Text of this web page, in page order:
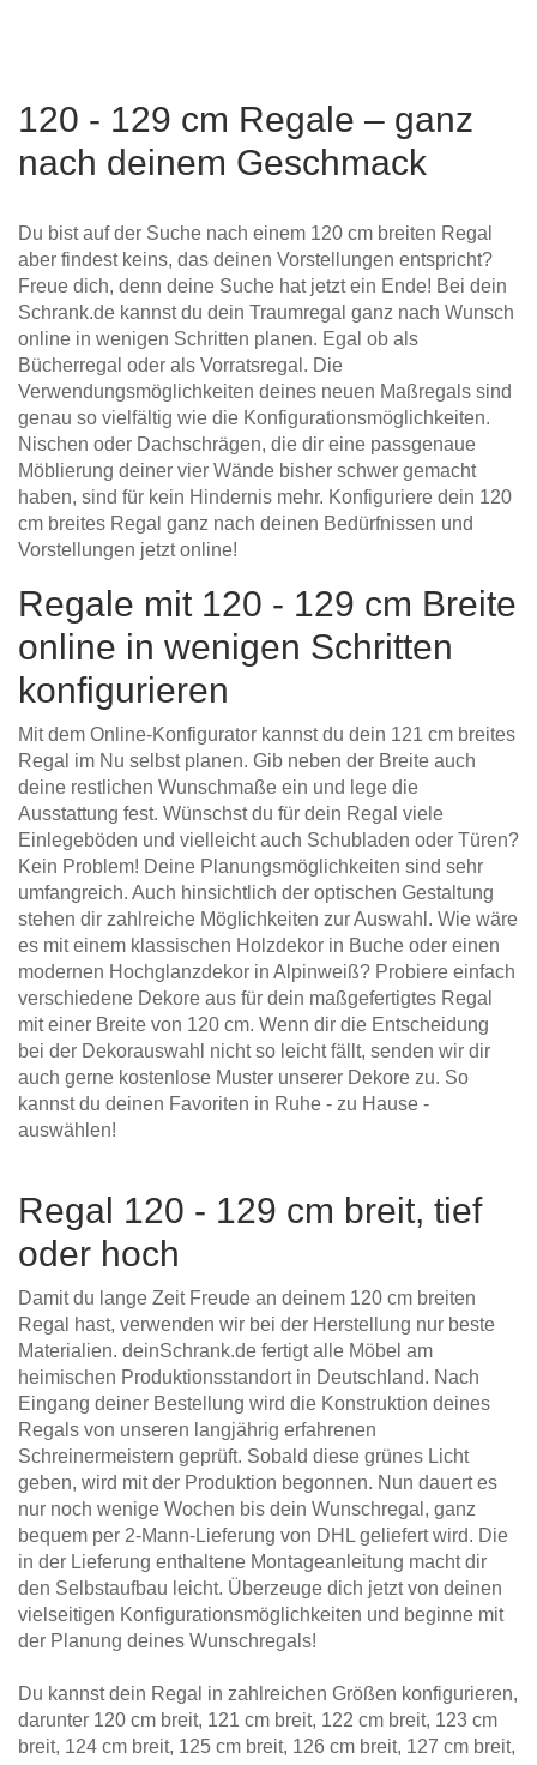
120 - 129 cm Regale – ganz
nach deinem Geschmack
Du bist auf der Suche nach einem 120 cm breiten Regal
aber findest keins, das deinen Vorstellungen entspricht?
Freue dich, denn deine Suche hat jetzt ein Ende! Bei dein
Schrank.de kannst du dein Traumregal ganz nach Wunsch
online in wenigen Schritten planen. Egal ob als
Bücherregal oder als Vorratsregal. Die
Verwendungsmöglichkeiten deines neuen Maßregals sind
genau so vielfältig wie die Konfigurationsmöglichkeiten.
Nischen oder Dachschrägen, die dir eine passgenaue
Möblierung deiner vier Wände bisher schwer gemacht
haben, sind für kein Hindernis mehr. Konfiguriere dein 120
cm breites Regal ganz nach deinen Bedürfnissen und
Vorstellungen jetzt online!
Regale mit 120 - 129 cm Breite
online in wenigen Schritten
konfigurieren
Mit dem Online-Konfigurator kannst du dein 121 cm breites
Regal im Nu selbst planen. Gib neben der Breite auch
deine restlichen Wunschmaße ein und lege die
Ausstattung fest. Wünschst du für dein Regal viele
Einlegeböden und vielleicht auch Schubladen oder Türen?
Kein Problem! Deine Planungsmöglichkeiten sind sehr
umfangreich. Auch hinsichtlich der optischen Gestaltung
stehen dir zahlreiche Möglichkeiten zur Auswahl. Wie wäre
es mit einem klassischen Holzdekor in Buche oder einen
modernen Hochglanzdekor in Alpinweiß? Probiere einfach
verschiedene Dekore aus für dein maßgefertigtes Regal
mit einer Breite von 120 cm. Wenn dir die Entscheidung
bei der Dekorauswahl nicht so leicht fällt, senden wir dir
auch gerne kostenlose Muster unserer Dekore zu. So
kannst du deinen Favoriten in Ruhe - zu Hause -
auswählen!
Regal 120 - 129 cm breit, tief
oder hoch
Damit du lange Zeit Freude an deinem 120 cm breiten
Regal hast, verwenden wir bei der Herstellung nur beste
Materialien. deinSchrank.de fertigt alle Möbel am
heimischen Produktionsstandort in Deutschland. Nach
Eingang deiner Bestellung wird die Konstruktion deines
Regals von unseren langjährig erfahrenen
Schreinermeistern geprüft. Sobald diese grünes Licht
geben, wird mit der Produktion begonnen. Nun dauert es
nur noch wenige Wochen bis dein Wunschregal, ganz
bequem per 2-Mann-Lieferung von DHL geliefert wird. Die
in der Lieferung enthaltene Montageanleitung macht dir
den Selbstaufbau leicht. Überzeuge dich jetzt von deinen
vielseitigen Konfigurationsmöglichkeiten und beginne mit
der Planung deines Wunschregals!
Du kannst dein Regal in zahlreichen Größen konfigurieren,
darunter 120 cm breit, 121 cm breit, 122 cm breit, 123 cm
breit, 124 cm breit, 125 cm breit, 126 cm breit, 127 cm breit,